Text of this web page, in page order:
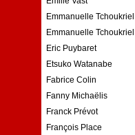
Emmanuelle Tchoukriel
Emmanuelle Tchoukriel
Eric Puybaret
Etsuko Watanabe
Fabrice Colin
Fanny Michaëlis
Franck Prévot
François Place